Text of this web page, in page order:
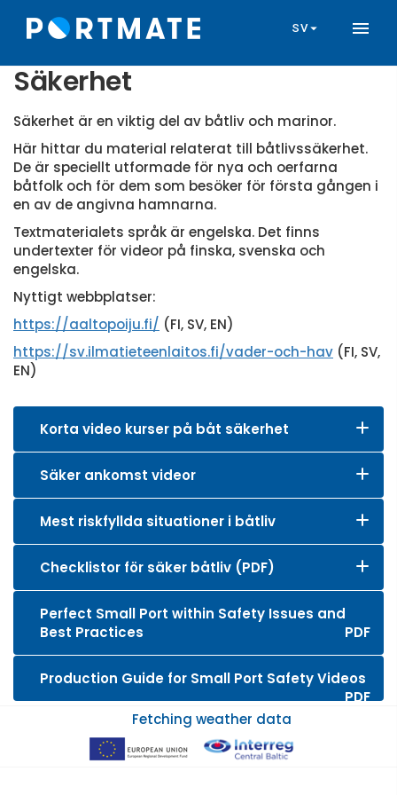
SVarrow_drop_down menu
Säkerhet
Säkerhet är en viktig del av båtliv och marinor.
Här hittar du material relaterat till båtlivssäkerhet.
De är speciellt utformade för nya och oerfarna
båtfolk och för dem som besöker för första gången i
en av de angivna hamnarna.
Textmaterialets språk är engelska. Det finns
undertexter för videor på finska, svenska och
engelska.
Nyttigt webbplatser:
https://aaltopoiju.fi/ (FI, SV, EN)
https://sv.ilmatieteenlaitos.fi/vader-och-hav (FI, SV,
EN)
Korta video kurser på båt säkerhet
Säker ankomst videor
Mest riskfyllda situationer i båtliv
Checklistor för säker båtliv (PDF)
Perfect Small Port within Safety Issues and
Best Practices
PDF
Production Guide for Small Port Safety Videos
PDF
Fetching weather data